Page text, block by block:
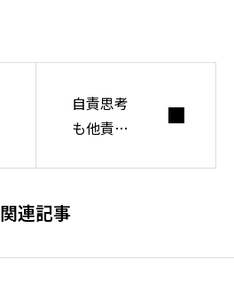
自責思考
も他責思
関連記事